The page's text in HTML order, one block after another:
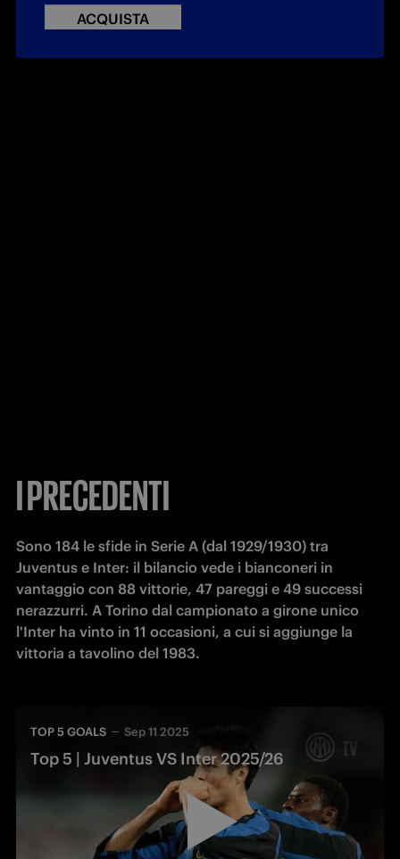
ACQUISTA
I PRECEDENTI
Sono 184 le sfide in Serie A (dal 1929/1930) tra
Juventus e Inter: il bilancio vede i bianconeri in
vantaggio con 88 vittorie, 47 pareggi e 49 successi
nerazzurri. A Torino dal campionato a girone unico
l'Inter ha vinto in 11 occasioni, a cui si aggiunge la
TOP 5 GOALS Sep 11 2025
Top 5 | Juventus VS Inter 2025/26